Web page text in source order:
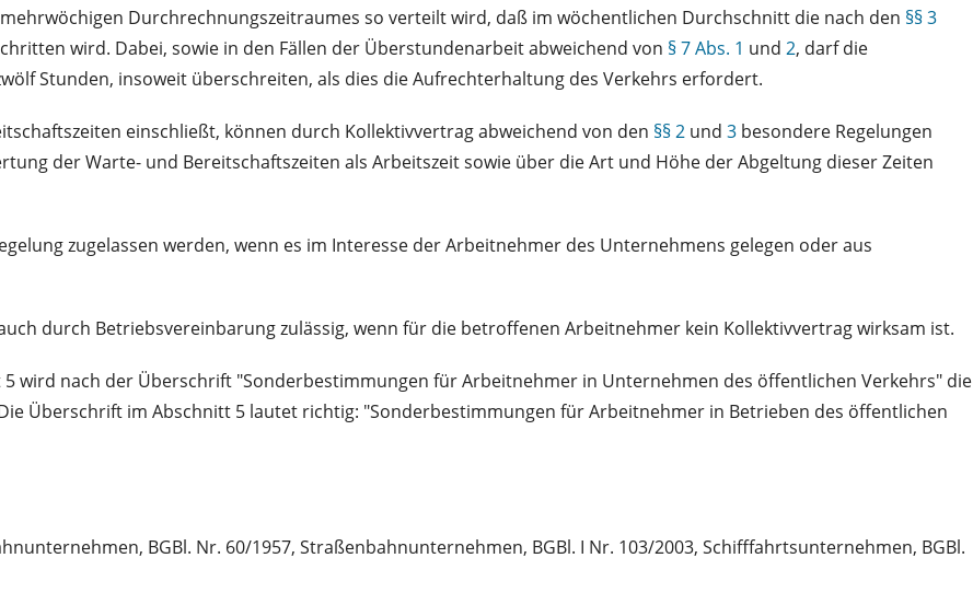
Durchrechnungszeitraumes so verteilt wird, daß im wöchentlichen Durchschnitt die nach den §§ 3
wird. Dabei, sowie in den Fällen der Überstundenarbeit abweichend von § 7 Abs. 1 und 2, darf die
Stunden, insoweit überschreiten, als dies die Aufrechterhaltung des Verkehrs erfordert.
einschließt, können durch Kollektivvertrag abweichend von den §§ 2 und 3 besondere Regelungen
der Warte- und Bereitschaftszeiten als Arbeitszeit sowie über die Art und Höhe der Abgeltung dieser Zeiten
zugelassen werden, wenn es im Interesse der Arbeitnehmer des Unternehmens gelegen oder aus
durch Betriebsvereinbarung zulässig, wenn für die betroffenen Arbeitnehmer kein Kollektivvertrag wirksam ist.
wird nach der Überschrift "Sonderbestimmungen für Arbeitnehmer in Unternehmen des öffentlichen Verkehrs" die
Überschrift im Abschnitt 5 lautet richtig: "Sonderbestimmungen für Arbeitnehmer in Betrieben des öffentlichen
BGBl. Nr. 60/1957, Straßenbahnunternehmen, BGBl. I Nr. 103/2003, Schifffahrtsunternehmen, BGBl.